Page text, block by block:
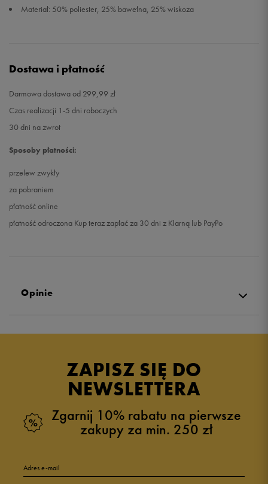
Materiał: 50% poliester, 25% bawełna, 25% wiskoza
Dostawa i płatność
Darmowa dostawa od 299,99 zł
Czas realizacji 1-5 dni roboczych
30 dni na zwrot
Sposoby płatności:
przelew zwykły
za pobraniem
płatność online
płatność odroczona Kup teraz zapłać za 30 dni z Klarną lub PayPo
Opinie
ZAPISZ SIĘ DO
NEWSLETTERA
Zgarnij 10% rabatu na pierwsze
zakupy za min. 250 zł
Adres e-mail